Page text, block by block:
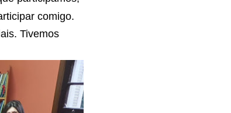
comigo.
Tivemos